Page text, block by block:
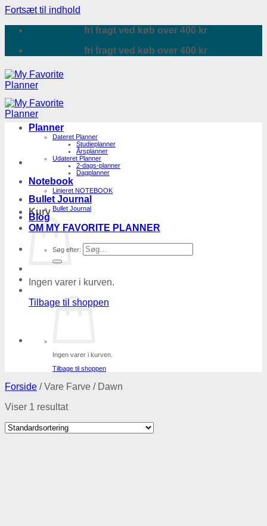
Fortsæt til indhold
fri fragt ved køb over 400 kr
fri fragt ved køb over 400 kr
Kurv
Ingen varer i kurven.
Tilbage til shoppen
Planner
Dateret Planner
Studieplanner
Årsplanner
Udateret Planner
2-dags-planner
Dagplanner
Notebook
Linjeret NOTEBOOK
Bullet Journal
Bullet Journal
Blog
OM MY FAVORITE PLANNER
Søg efter:
Ingen varer i kurven.
Tilbage til shoppen
Forside /Vare Farve /Dawn
Viser 1 resultat